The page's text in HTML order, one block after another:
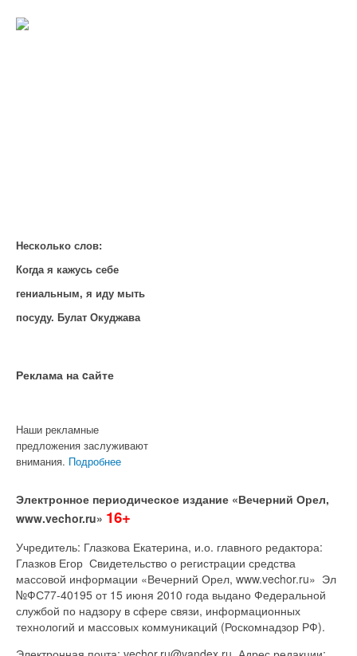
Несколько слов:
Когда я кажусь себе
гениальным, я иду мыть
посуду. Булат Окуджава
Реклама на cайте
Наши рекламные
предложения заслуживают
внимания. Подробнее
Электронное периодическое издание «Вечерний Орел,
www.vechor.ru» 16+
Учредитель: Глазкова Екатерина, и.о. главного редактора:
Глазков Егор Свидетельство о регистрации средства
массовой информации «Вечерний Орел, www.vechor.ru» Эл
№ФС77-40195 от 15 июня 2010 года выдано Федеральной
службой по надзору в сфере связи, информационных
технологий и массовых коммуникаций (Роскомнадзор РФ).